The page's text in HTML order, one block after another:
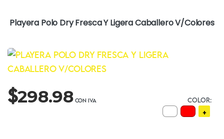
Playera Polo Dry Fresca Y Ligera Caballero V/Colores
$298.98
COLOR:
+